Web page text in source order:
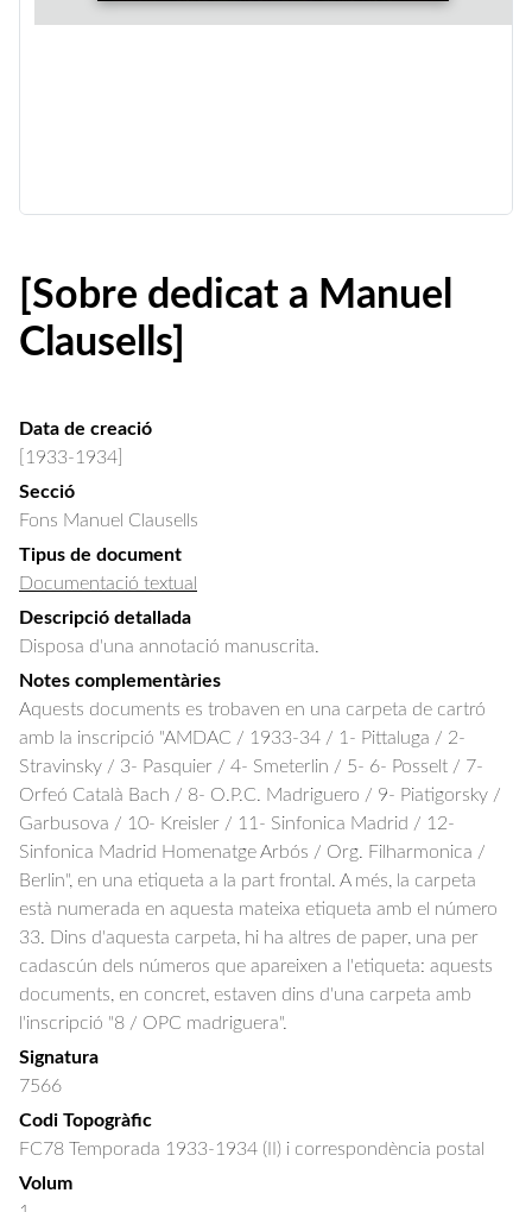
[Sobre dedicat a Manuel
Clausells]
Data de creació
[1933-1934]
Secció
Fons Manuel Clausells
Tipus de document
Documentació textual
Descripció detallada
Disposa d'una annotació manuscrita.
Notes complementàries
Aquests documents es trobaven en una carpeta de cartró
amb la inscripció "AMDAC / 1933-34 / 1- Pittaluga / 2-
Stravinsky / 3- Pasquier / 4- Smeterlin / 5- 6- Posselt / 7-
Orfeó Català Bach / 8- O.P.C. Madriguero / 9- Piatigorsky /
Garbusova / 10- Kreisler / 11- Sinfonica Madrid / 12-
Sinfonica Madrid Homenatge Arbós / Org. Filharmonica /
Berlin", en una etiqueta a la part frontal. A més, la carpeta
està numerada en aquesta mateixa etiqueta amb el número
33. Dins d'aquesta carpeta, hi ha altres de paper, una per
cadascún dels números que apareixen a l'etiqueta: aquests
documents, en concret, estaven dins d'una carpeta amb
l'inscripció "8 / OPC madriguera".
Signatura
7566
Codi Topogràfic
FC78 Temporada 1933-1934 (II) i correspondència postal
Volum